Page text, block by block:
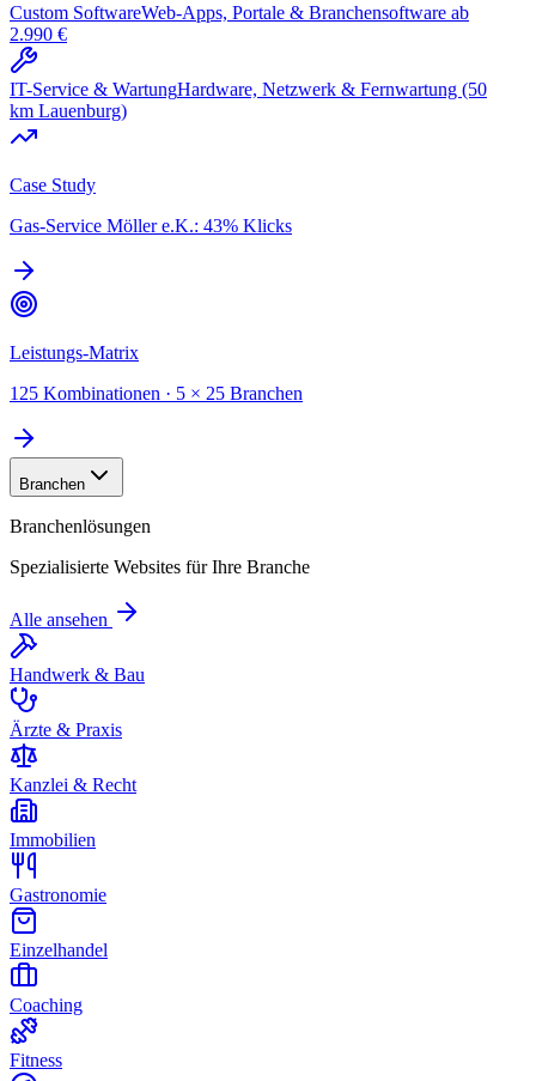
Custom SoftwareWeb-Apps, Portale & Branchensoftware ab
2.990 €
IT-Service & WartungHardware, Netzwerk & Fernwartung (50
km Lauenburg)
Case Study
Gas-Service Möller e.K.: 43% Klicks
Leistungs-Matrix
125 Kombinationen · 5 × 25 Branchen
Branchen
Branchenlösungen
Spezialisierte Websites für Ihre Branche
Alle ansehen
Handwerk & Bau
Ärzte & Praxis
Kanzlei & Recht
Immobilien
Gastronomie
Einzelhandel
Coaching
Fitness